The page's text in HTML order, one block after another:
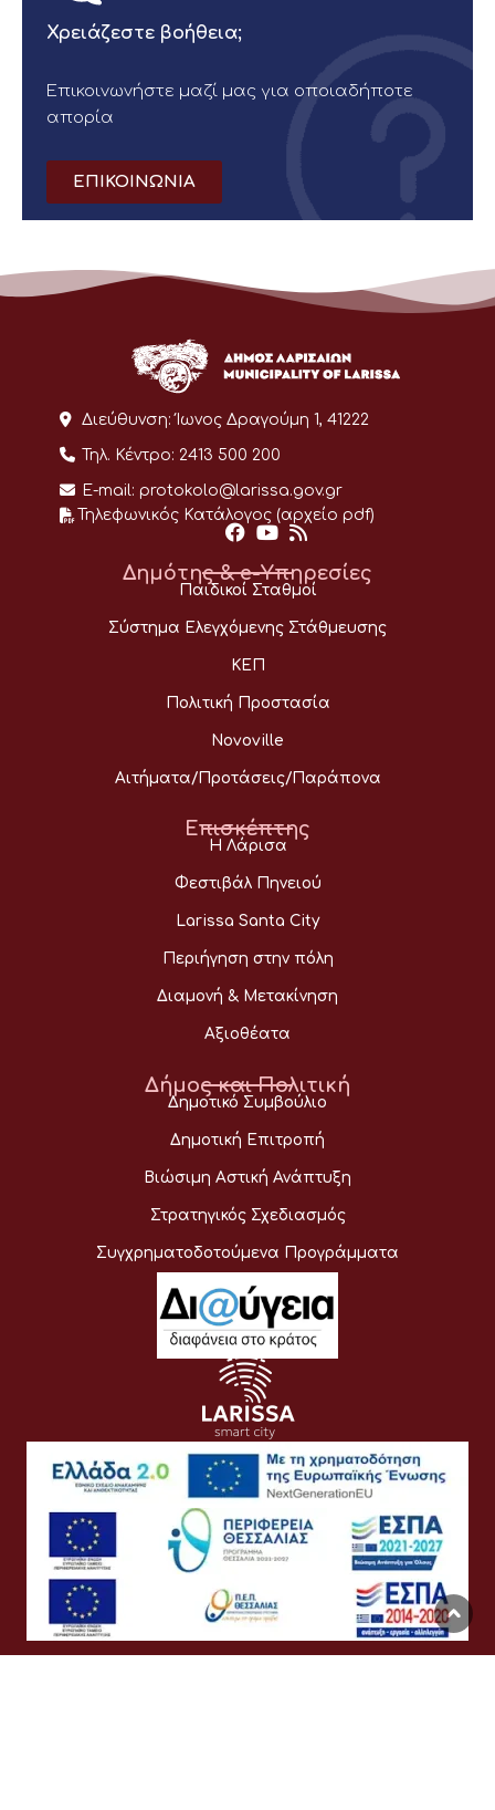
Χρειάζεστε βοήθεια;
Επικοινωνήστε μαζί μας για οποιαδήποτε
απορία
ΕΠΙΚΟΙΝΩΝΙΑ
Διεύθυνση: Ίωνος Δραγούμη 1, 41222
Τηλ. Κέντρο: 2413 500 200
E-mail: protokolo@larissa.gov.gr
Τηλεφωνικός Κατάλογος (αρχείο pdf)
Δημότης & e-Υπηρεσίες
Παιδικοί Σταθμοί
Σύστημα Ελεγχόμενης Στάθμευσης
ΚΕΠ
Πολιτική Προστασία
Novoville
Αιτήματα/Προτάσεις/Παράπονα
Επισκέπτης
Η Λάρισα
Φεστιβάλ Πηνειού
Larissa Santa City
Περιήγηση στην πόλη
Διαμονή & Μετακίνηση
Αξιοθέατα
Δήμος και Πολιτική
Δημοτικό Συμβούλιο
Δημοτική Επιτροπή
Βιώσιμη Αστική Ανάπτυξη
Στρατηγικός Σχεδιασμός
Συγχρηματοδοτούμενα Προγράμματα